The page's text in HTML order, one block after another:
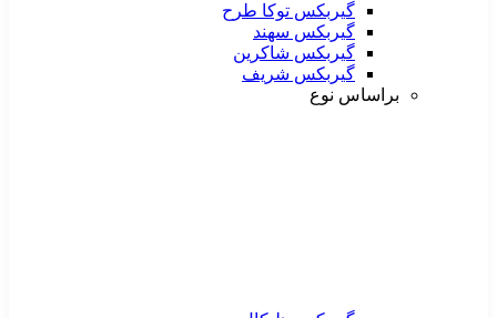
گیربکس توکا طرح
گیربکس سهند
گیربکس شاکرین
گیربکس شریف
براساس نوع